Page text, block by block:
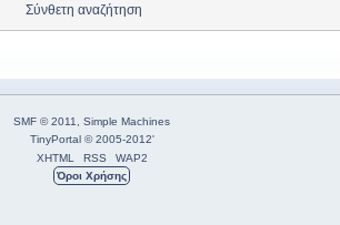
Σύνθετη αναζήτηση
SMF © 2011, Simple Machines
TinyPortal © 2005-2012'
XHTML
RSS
WAP2
Όροι Χρήσης